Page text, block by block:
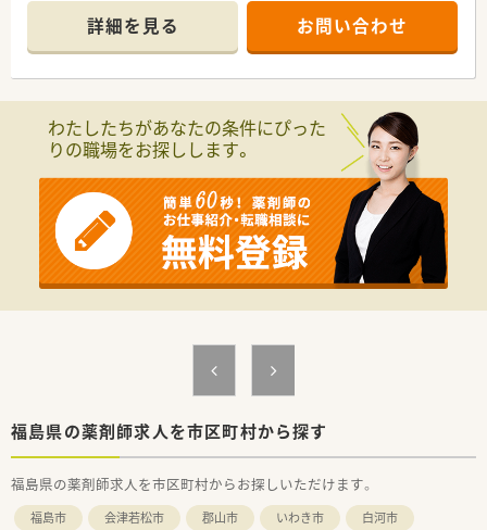
を受付ております。じっくり患者様と向き合って働きたい方に
オススメの店舗です。
■近隣に店舗展開しラウンダー人材や店舗間の応援体制が整っ
ており、希望休の取りやすさも◎です！
■調剤・監査・服薬指導の基本業務を中心に、もちろん、在宅など
も学べます。エリアで在宅専門チームも立ち上げしており、連携
して店舗負担も軽減しながら企業として対応を進めています。
■全体研修、中途社員研修、Eラーニングなど研修制度も充実し
ており、その他福利厚生も充実しています。ブランクのある方・
調剤薬局未経験の方も安心して学べる体制が整っています。
■幅広い経験を積みたい・一から調剤を学びたい・ブランクのあ
る方などにもおすすめのチェーン薬局です。
【安心の教育体制】
その後フォロー研修やスキルアップ勉強会もございます。
社外研修として、ファーマシーセミナーや日本薬剤師会主催の研
修会・学術大会にご希望がある方はご参加いただけます。
【長く働ける環境】
有給休暇の取得や育児休暇など、従業員の皆さんが長く働ける環
境を整えております。シフトは本社が作成しており、店舗全体の
詳細を見る お問い合わせ
わたしたちがあなたの条件にぴった
りの職場をお探しします。
福島県の薬剤師求人を市区町村から探す
福島県の薬剤師求人を市区町村からお探しいただけます。
福島市 会津若松市 郡山市 いわき市 白河市